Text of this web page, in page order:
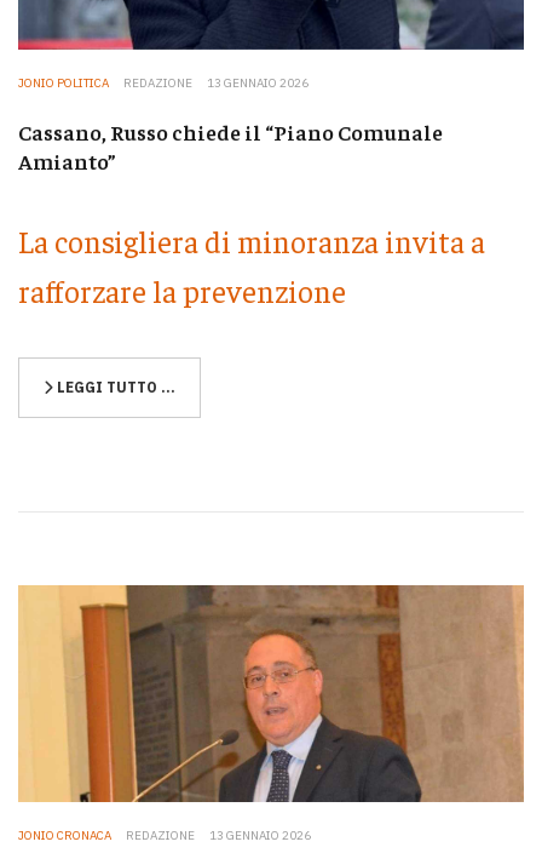
JONIO POLITICA REDAZIONE 13 GENNAIO 2026
Cassano, Russo chiede il “Piano Comunale
Amianto”
La consigliera di minoranza invita a
rafforzare la prevenzione
LEGGI TUTTO …
JONIO CRONACA REDAZIONE 13 GENNAIO 2026